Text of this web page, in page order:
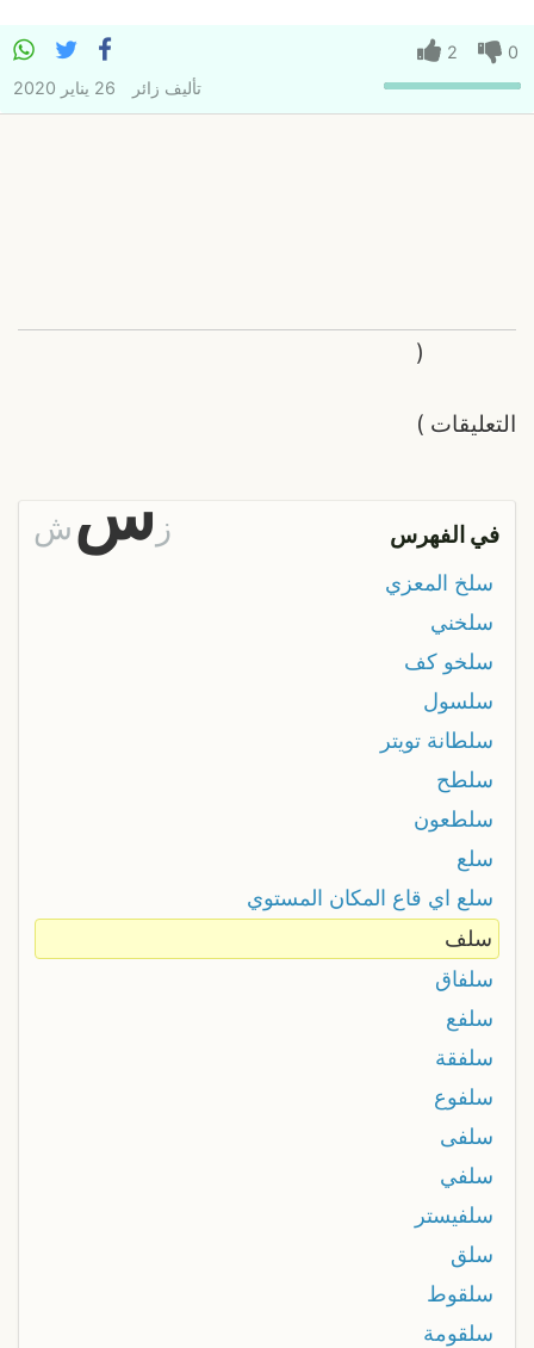
0
2
تأليف زائر 26 يناير 2020
التعليقات
(
)
في الفهرس ز سش
سلخ المعزي
سلخني
سلخو كف
سلسول
سلطانة تويتر
سلطح
سلطعون
سلع
سلع اي قاع المكان المستوي
سلف
سلفاق
سلفع
سلفقة
سلفوع
سلفى
سلفي
سلفيستر
سلق
سلقوط
سلقومة